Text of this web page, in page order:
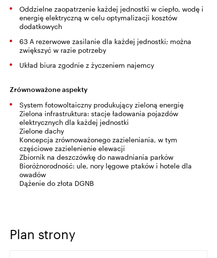
Oddzielne zaopatrzenie każdej jednostki w ciepło, wodę i
energię elektryczną w celu optymalizacji kosztów
dodatkowych
63 A rezerwowe zasilanie dla każdej jednostki; można
zwiększyć w razie potrzeby
Układ biura zgodnie z życzeniem najemcy
Zrównoważone aspekty
System fotowoltaiczny produkujący zieloną energię
Zielona infrastruktura: stacje ładowania pojazdów
elektrycznych dla każdej jednostki
Zielone dachy
Koncepcja zrównoważonego zazieleniania, w tym
częściowe zazielenienie elewacji
Zbiornik na deszczówkę do nawadniania parków
Bioróżnorodność: ule, nory lęgowe ptaków i hotele dla
owadów
Dążenie do złota DGNB
Plan strony